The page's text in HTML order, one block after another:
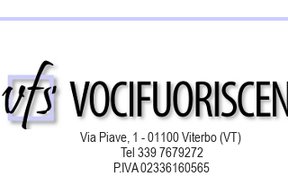
Via Piave, 1 - 01100 Viterbo (VT)
Tel 339 7679272
P.IVA 02336160565